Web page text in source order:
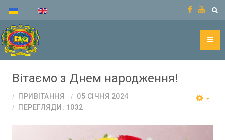
Вітаємо з Днем народження!
ПРИВІТАННЯ
05 СІЧНЯ 2024
ПЕРЕГЛЯДИ: 1032